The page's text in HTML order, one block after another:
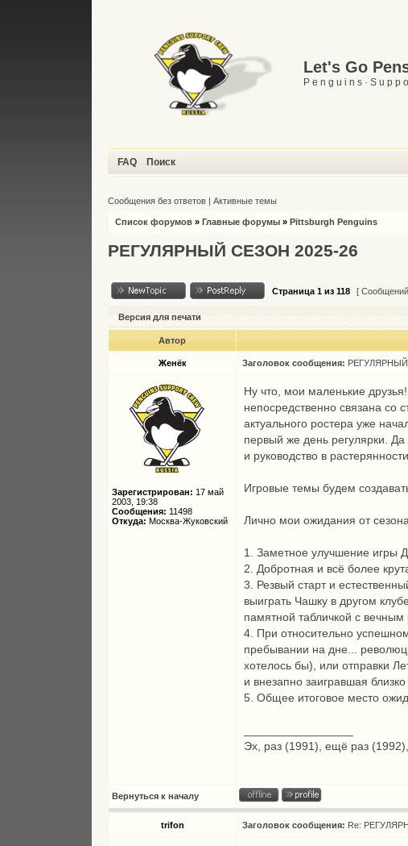
Let's Go
P e n g u i n s · S u p p
FAQ Поиск
Сообщения без ответов |Активные темы
Список форумов »Главные форумы »Pittsburgh Penguins
РЕГУЛЯРНЫЙ СЕЗОН 2025-26
Страница1 из118 [
Версия для печати
Автор
Женёк Заголовок сообщения: РЕГУЛЯРНЫЙ
Зарегистрирован: 17 май
2003, 19:38
Сообщения: 11498
Откуда: Москва-Жуковский
Ну что, мои маленькие
непосредственно связана со
актуального ростера уже
первый же день регулярки.
и руководство в
Игровые темы будем
Лично мои ожидания от сезона.
1. Заметное улучшение игры
2. Добротная и всё более
3. Резвый старт и
выиграть Чашку в другом
памятной табличкой с
4. При относительно
пребывании на дне...
хотелось бы), или отправки
и внезапно заигравшая
5. Общее итоговое место
Эх, раз (1991), ещё раз
Вернуться к началу
trifon Заголовок сообщения: Re: